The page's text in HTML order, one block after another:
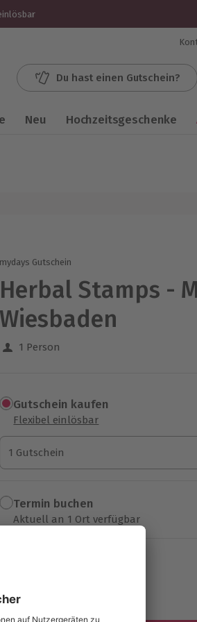
Du hast einen Gutschein?
Neu Hochzeitsgeschenke
mydays Gutschein
Herbal Stamps -
Wiesbaden
1 Person
Gutschein kaufen
Flexibel einlösbar
1 Gutschein
1 Gutschein
1 Gutschein
Termin buchen
Aktuell an 1 Ort verfügbar
zzgl. Versand